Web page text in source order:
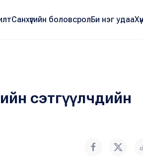
Санхүүгийн боловсролБи нэг удаа
сэтгүүлчдийн